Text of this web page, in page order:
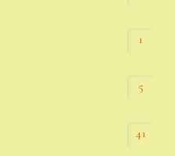
1
5
41